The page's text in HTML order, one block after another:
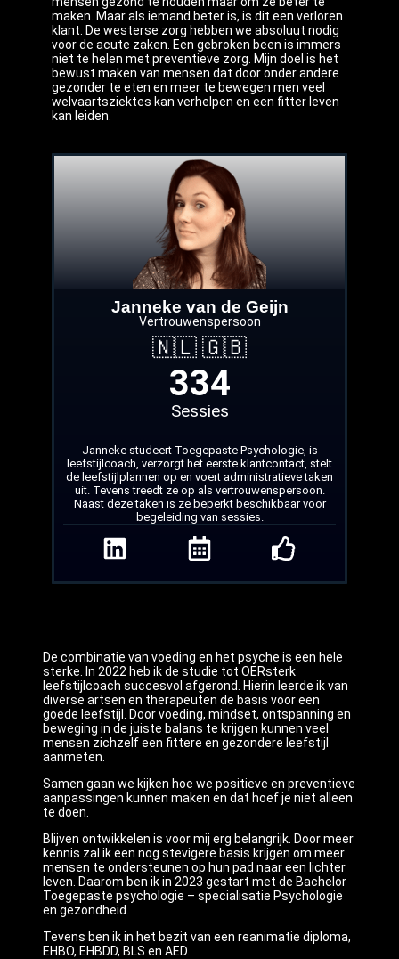
maken. Maar als iemand beter is, is dit een verloren
klant. De westerse zorg hebben we absoluut nodig
voor de acute zaken. Een gebroken been is immers
niet te helen met preventieve zorg. Mijn doel is het
bewust maken van mensen dat door onder andere
gezonder te eten en meer te bewegen men veel
welvaartsziektes kan verhelpen en een fitter leven
kan leiden.
Janneke van de Geijn
Vertrouwenspersoon
🇳🇱 🇬🇧
Sessies
334
Janneke studeert Toegepaste Psychologie, is
leefstijlcoach, verzorgt het eerste klantcontact, stelt
de leefstijlplannen op en voert administratieve taken
uit. Tevens treedt ze op als vertrouwenspersoon.
Naast deze taken is ze beperkt beschikbaar voor
begeleiding van sessies.
De combinatie van voeding en het psyche is een hele
sterke. In 2022 heb ik de studie tot OERsterk
leefstijlcoach succesvol afgerond. Hierin leerde ik van
diverse artsen en therapeuten de basis voor een
goede leefstijl. Door voeding, mindset, ontspanning en
beweging in de juiste balans te krijgen kunnen veel
mensen zichzelf een fittere en gezondere leefstijl
aanmeten.
Samen gaan we kijken hoe we positieve en preventieve
aanpassingen kunnen maken en dat hoef je niet alleen
te doen.
Blijven ontwikkelen is voor mij erg belangrijk. Door meer
kennis zal ik een nog stevigere basis krijgen om meer
mensen te ondersteunen op hun pad naar een lichter
leven. Daarom ben ik in 2023 gestart met de Bachelor
Toegepaste psychologie – specialisatie Psychologie
en gezondheid.
Tevens ben ik in het bezit van een reanimatie diploma,
EHBO, EHBDD, BLS en AED.